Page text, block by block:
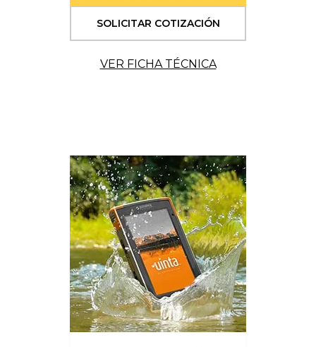
SOLICITAR COTIZACIÓN
VER FICHA TÉCNICA